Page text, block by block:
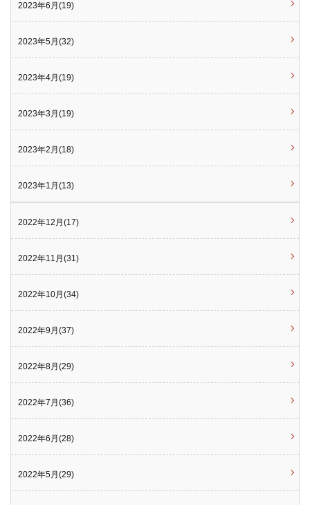
2023年6月(19)
2023年5月(32)
2023年4月(19)
2023年3月(19)
2023年2月(18)
2023年1月(13)
2022年12月(17)
2022年11月(31)
2022年10月(34)
2022年9月(37)
2022年8月(29)
2022年7月(36)
2022年6月(28)
2022年5月(29)